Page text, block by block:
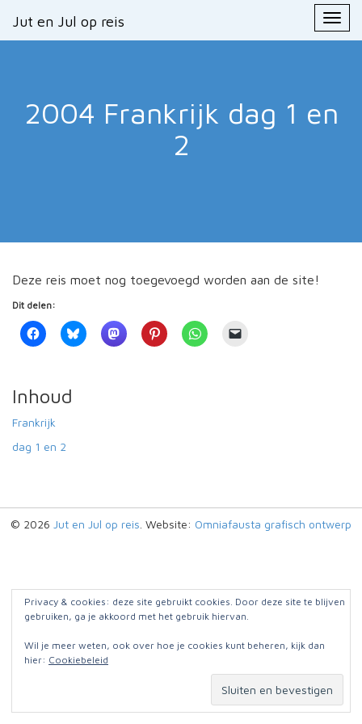
Jut en Jul op reis
Primary
Menu
Jut en Jul op reis
2004 Frankrijk dag 1 en
2
Deze reis moet nog toegevoegd worden aan de site!
Dit delen:
Inhoud
Frankrijk
dag 1 en 2
© 2026 Jut en Jul op reis . Website: Omniafausta grafisch ontwerp
Privacy & cookies: deze site gebruikt cookies. Door deze site te blijven
gebruiken, ga je akkoord met het gebruik hiervan.
Wil je meer weten, ook over hoe je cookies kunt beheren, kijk dan
hier: Cookiebeleid